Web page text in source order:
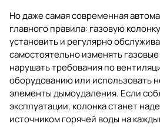
Но даже самая современная
главного правила: газовую
установить и регулярно
самостоятельно изменять
нарушать требования по
оборудованию или использовать
элементы дымоудаления. Если
эксплуатации, колонка станет
источником горячей воды на